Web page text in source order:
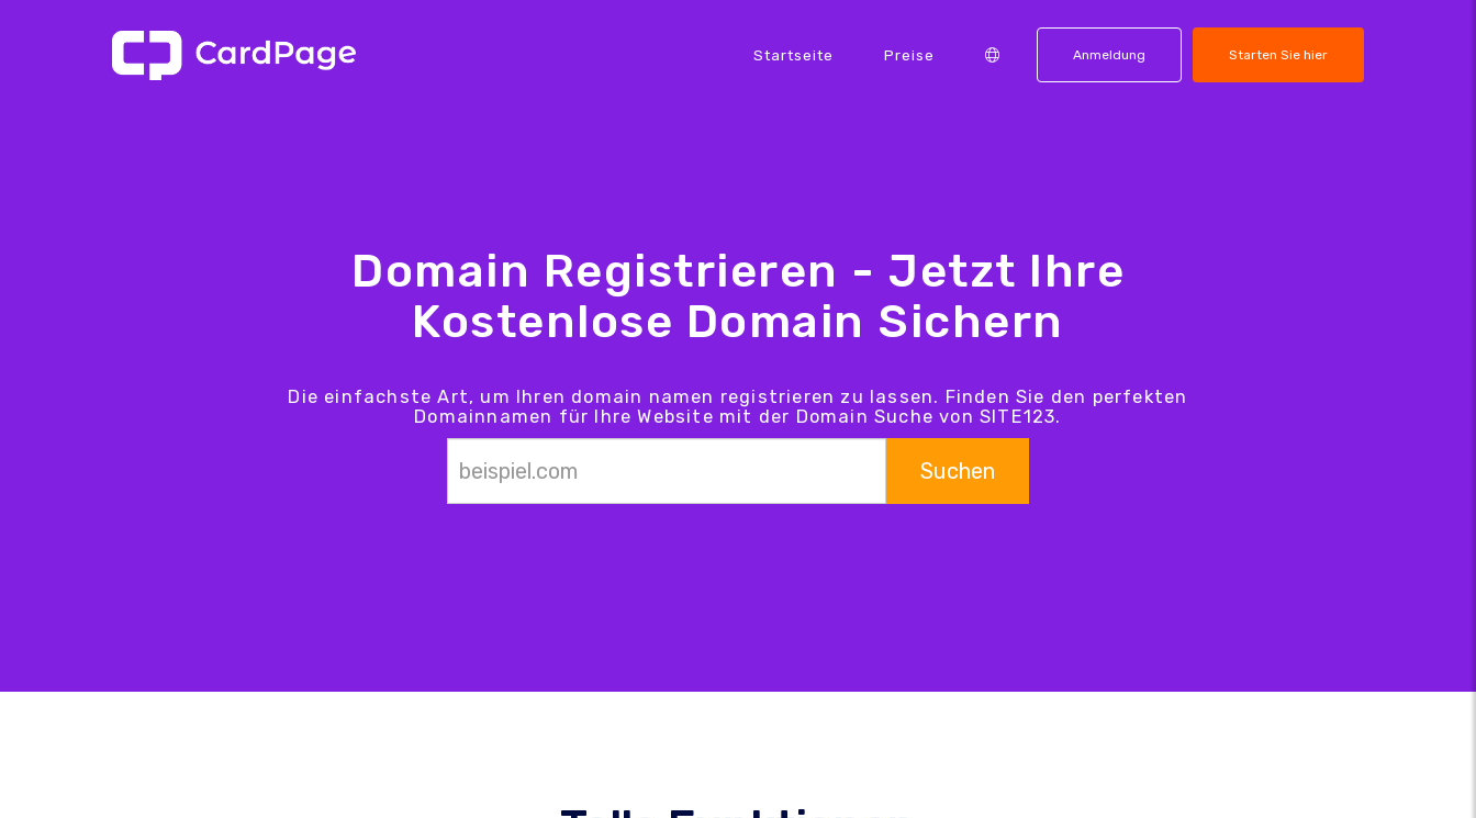
Startseite Preise Anmeldung Starten Sie hier
Domain Registrieren - Jetzt Ihre
Kostenlose Domain Sichern
Die einfachste Art, um Ihren domain namen registrieren zu lassen. Finden Sie den perfekten
Domainnamen für Ihre Website mit der Domain Suche von SITE123.
Suchen